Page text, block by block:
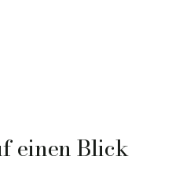
einen Blick